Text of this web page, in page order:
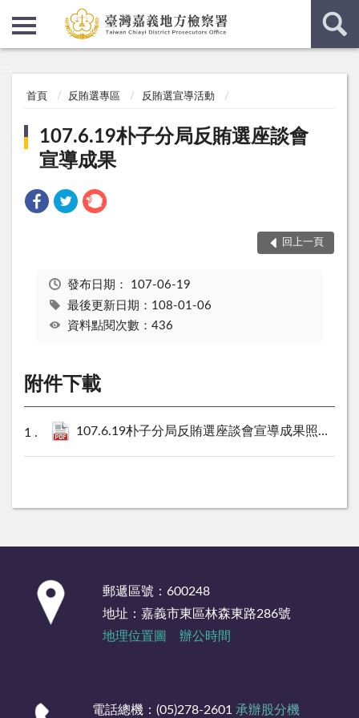
首頁 反賄選專區 反賄選宣導活動
107.6.19朴子分局反賄選座談會
宣導成果
回上一頁
發布日期： 107-06-19
最後更新日期：108-01-06
資料點閱次數：436
附件下載
107.6.19朴子分局反賄選座談會宣導成果照片.
郵遞區號：600248
地址：嘉義市東區林森東路286號
地理位置圖
辦公時間
電話總機：(05)278-2601 承辦股分機